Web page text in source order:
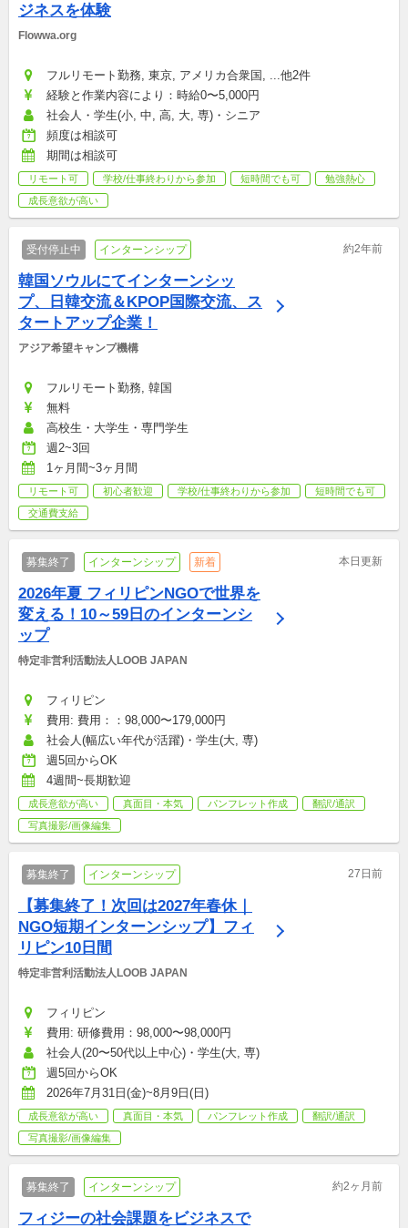
ジネスを体験
Flowwa.org
フルリモート勤務, 東京, アメリカ合衆国, ...他2件
経験と作業内容により：時給0〜5,000円
社会人・学生(小, 中, 高, 大, 専)・シニア
頻度は相談可
期間は相談可
リモート可 学校/仕事終わりから参加 短時間でも可
勉強熱心
成長意欲が高い
受付停止中 インターンシップ 約2年前
韓国ソウルにてインターンシッ
プ、日韓交流＆KPOP国際交流、ス
タートアップ企業！
アジア希望キャンプ機構
フルリモート勤務, 韓国
無料
高校生・大学生・専門学生
週2~3回
1ヶ月間~3ヶ月間
リモート可 初心者歓迎 学校/仕事終わりから参加
短時間でも可
交通費支給
募集終了 インターンシップ 新着 本日更新
2026年夏 フィリピンNGOで世界を
変える！10～59日のインターンシ
ップ
特定非営利活動法人LOOB JAPAN
フィリピン
費用: 費用：：98,000〜179,000円
社会人(幅広い年代が活躍)・学生(大, 専)
週5回からOK
4週間~長期歓迎
成長意欲が高い 真面目・本気 パンフレット作成
翻訳/通訳
写真撮影/画像編集
募集終了 インターンシップ 27日前
【募集終了！次回は2027年春休｜
NGO短期インターンシップ】フィ
リピン10日間
特定非営利活動法人LOOB JAPAN
フィリピン
費用: 研修費用：98,000〜98,000円
社会人(20〜50代以上中心)・学生(大, 専)
週5回からOK
2026年7月31日(金)~8月9日(日)
成長意欲が高い 真面目・本気 パンフレット作成
翻訳/通訳
写真撮影/画像編集
募集終了 インターンシップ 約2ヶ月前
フィジーの社会課題をビジネスで